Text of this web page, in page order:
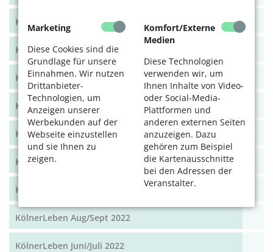
Marketing
Diese Cookies sind die
Grundlage für unsere
Einnahmen. Wir nutzen
Drittanbieter-
Technologien, um
Anzeigen unserer
Werbekunden auf der
Webseite einzustellen
und sie Ihnen zu
zeigen.
Komfort/Externe
Medien
Diese Technologien
verwenden wir, um
Ihnen Inhalte von Video-
oder Social-Media-
Plattformen und
anderen externen Seiten
anzuzeigen. Dazu
gehören zum Beispiel
die Kartenausschnitte
bei den Adressen der
Veranstalter.
KölnerLeben Okt/Nov 2023
KölnerLeben Aug/Sept 2023
KölnerLeben Juni/Juli 2023
KölnerLeben April/Mai 2023
KölnerLeben Feb/März 2023
KölnerLeben Dez 22/Jan 23
KölnerLeben Okt/Nov 2022
KölnerLeben Aug/Sept 2022
KölnerLeben Juni/Juli 2022